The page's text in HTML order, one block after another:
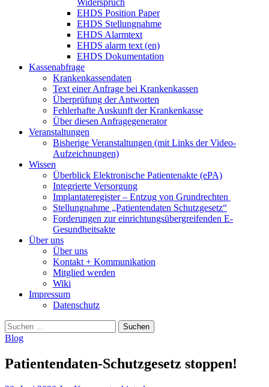
Widerspruch
EHDS Position Paper
EHDS Stellungnahme
EHDS Alarmtext
EHDS alarm text (en)
EHDS Dokumentation
Kassenabfrage
Krankenkassendaten
Text einer Anfrage bei Krankenkassen
Überprüfung der Antworten
Fehlerhafte Auskunft der Krankenkasse
Über diesen Anfragegenerator
Veranstaltungen
Bisherige Veranstaltungen (mit Links der Video-
Aufzeichnungen)
Wissen
Überblick Elektronische Patientenakte (ePA)
Integrierte Versorgung
Implantateregister – Entzug von Grundrechten
Stellungnahme „Patientendaten Schutzgesetz“
Forderungen zur einrichtungsübergreifenden E-
Gesundheitsakte
Über uns
Über uns
Kontakt + Kommunikation
Mitglied werden
Wiki
Impressum
Datenschutz
Suchen
nach:
Blog
Patientendaten-Schutzgesetz stoppen!